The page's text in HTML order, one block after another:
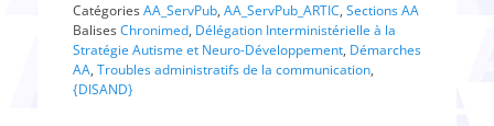
CatégoriesAA_ServPub, AA_ServPub_ARTIC, Sections AA
BalisesChronimed, Délégation Interministérielle à la
Stratégie Autisme et Neuro-Développement, Démarches
AA, Troubles administratifs de la communication,
{DISAND}